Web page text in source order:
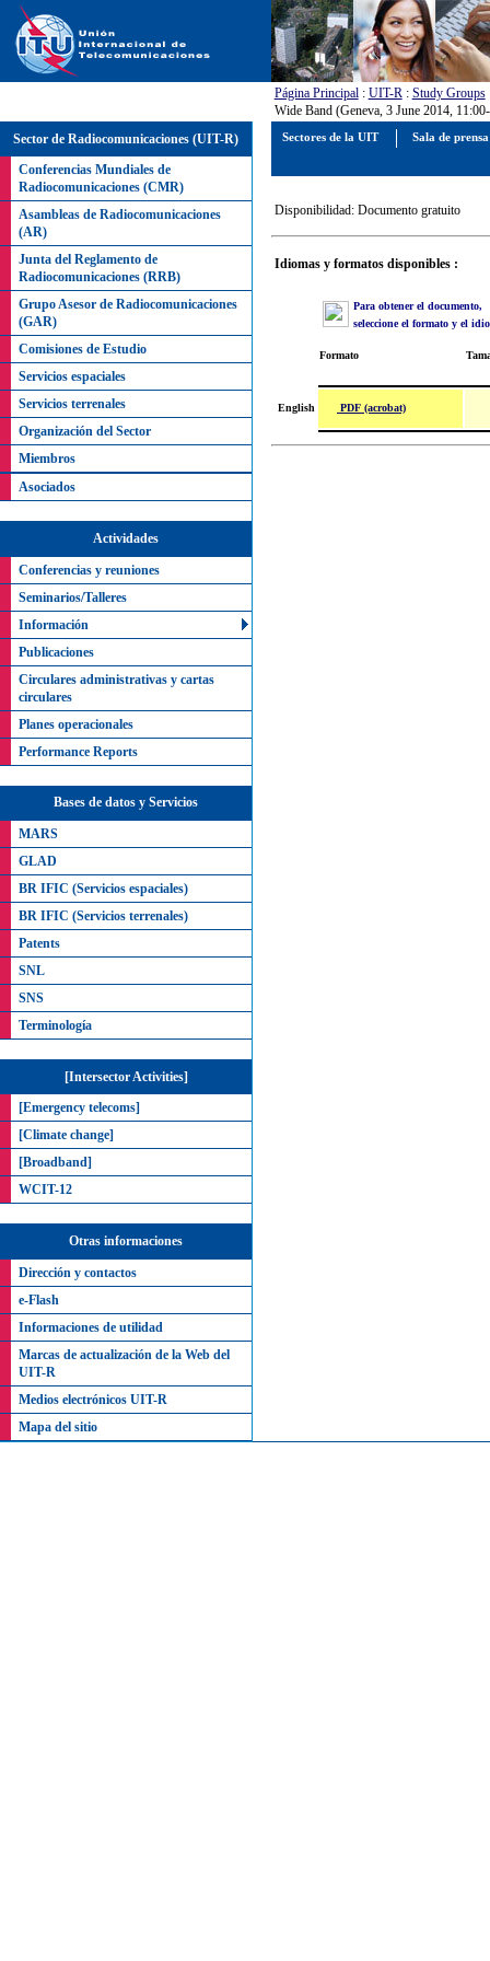
Página Principal: UIT-R: Study Groups
Wide Band (Geneva, 3 June 2014,
Sector de Radiocomunicaciones (UIT-R)
Conferencias Mundiales de
Radiocomunicaciones (CMR)
Asambleas de Radiocomunicaciones
(AR)
Junta del Reglamento de
Radiocomunicaciones (RRB)
Grupo Asesor de Radiocomunicaciones
(GAR)
Comisiones de Estudio
Servicios espaciales
Servicios terrenales
Organización del Sector
Miembros
Asociados
Actividades
Conferencias y reuniones
Seminarios/Talleres
Información
Publicaciones
Circulares administrativas y cartas
circulares
Planes operacionales
Performance Reports
Bases de datos y Servicios
MARS
GLAD
BR IFIC (Servicios espaciales)
BR IFIC (Servicios terrenales)
Patents
SNL
SNS
Terminología
[Intersector Activities]
[Emergency telecoms]
[Climate change]
[Broadband]
WCIT-12
Otras informaciones
Dirección y contactos
e-Flash
Informaciones de utilidad
Marcas de actualización de la Web del
UIT-R
Medios electrónicos UIT-R
Mapa del sitio
Disponibilidad: Documento gratuito
Idiomas y formatos disponibles :
Para obtener el documento,
seleccione el formato y el
Formato
English PDF (acrobat)
Sectores de la UIT Sala de